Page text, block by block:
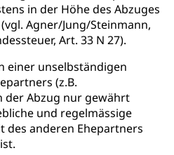
in der Höhe des Abzuges
Agner/Jung/Steinmann,
Art. 33 N 27).
einer unselbständigen
(z.B.
der Abzug nur gewährt
und regelmässige
des anderen Ehepartners
(WAS Luzern)
Gesundheit
(WAS Luzern)
Pflege, Spitex
Angehörige